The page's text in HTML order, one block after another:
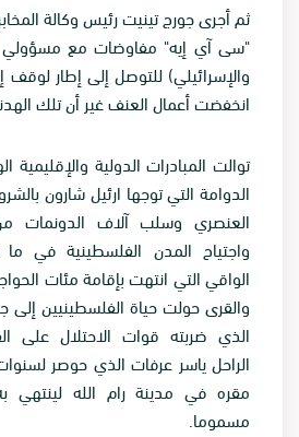
ثم أجرى جورج تينيت رئيس وكالة
"سى آي إيه" مفاوضات مع مسؤولي
والإسرائيلي) للتوصل إلى إطار لوقف
انخفضت أعمال العنف غير أن تلك
توالت المبادرات الدولية
الدوامة التي توجها ارئيل شارون
العنصري وسلب آلاف الدونمات
واجتياح المدن الفلسطينية في
الواقي التي انتهت بإقامة مئات
والقرى حولت حياة الفلسطينيين
الذي ضربته قوات الاحتلال على
الراحل ياسر عرفات الذي حوصر
مقره في مدينة رام الله لينتهي
مسموما.